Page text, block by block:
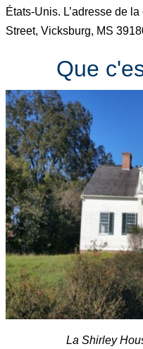
États-Unis. L’adresse de
Street, Vicksburg, MS
Que
La Shirley